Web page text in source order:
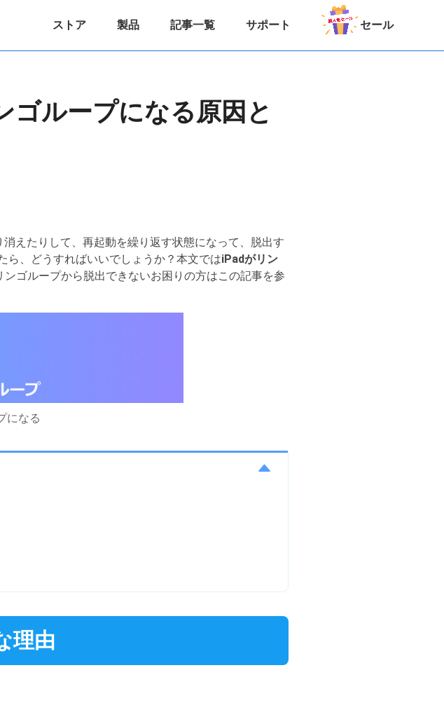
ストア 製品 記事一覧 サポート セール
ゴループになる原因と
えたりして、再起動を繰り返す状態になって、脱出す
ら、どうすればいいでしょうか？本文ではiPadがリン
ゴループから脱出できないお困りの方はこの記事を参
になる
理由